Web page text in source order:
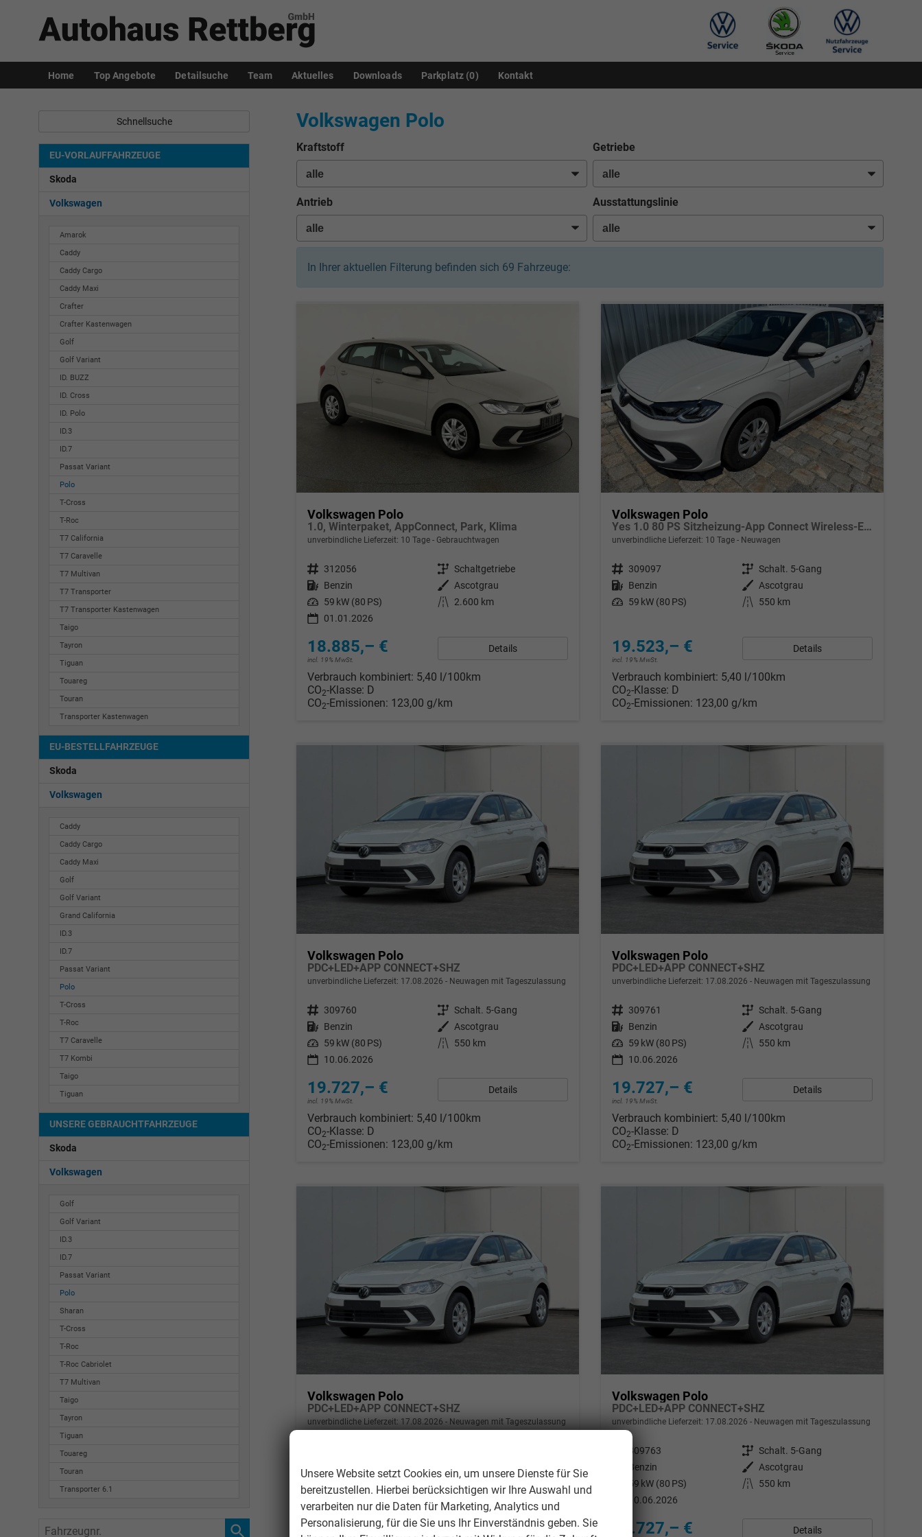
Home Top Angebote Detailsuche Team Aktuelles Downloads Parkplatz (0) Kontakt
Volkswagen Polo
Kraftstoff Getriebe
Antrieb Ausstattungslinie
In Ihrer aktuellen Filterung befinden sich 69 Fahrzeuge:
Volkswagen Polo
1.0, Winterpaket, AppConnect, Park, Klima
unverbindliche Lieferzeit: 10 Tage Gebrauchtwagen
Fahrzeugnr. 312056 Getriebe Schaltgetriebe
Kraftstoff Benzin Außenfarbe
Ascotgrau
Leistung 59 kW (80 PS) Kilometerstand
2.600 km
01.01.2026
18.885,– €
incl. 19% MwSt.
Details
Verbrauch kombiniert: 5,40 l/100km
CO2-Klasse: D
CO2-Emissionen: 123,00 g/km
Volkswagen Polo
Yes 1.0 80 PS Sitzheizung-App Connect Wireless-Einparkhilfe-Klima-Sofort
unverbindliche Lieferzeit: 10 Tage Neuwagen
Fahrzeugnr. 309097 Getriebe Schalt. 5-Gang
Kraftstoff Benzin Außenfarbe
Ascotgrau
Leistung 59 kW (80 PS) Kilometerstand 550 km
19.523,– €
incl. 19% MwSt.
Details
Verbrauch kombiniert: 5,40 l/100km
CO2-Klasse: D
CO2-Emissionen: 123,00 g/km
Volkswagen Polo
PDC+LED+APP CONNECT+SHZ
unverbindliche Lieferzeit: 17.08.2026 Neuwagen mit Tageszulassung
Fahrzeugnr. 309760 Getriebe Schalt. 5-Gang
Kraftstoff Benzin Außenfarbe
Ascotgrau
Leistung 59 kW (80 PS) Kilometerstand
550 km
10.06.2026
19.727,– €
incl. 19% MwSt.
Details
Verbrauch kombiniert: 5,40 l/100km
CO2-Klasse: D
CO2-Emissionen: 123,00 g/km
Volkswagen Polo
PDC+LED+APP CONNECT+SHZ
unverbindliche Lieferzeit: 17.08.2026 Neuwagen mit Tageszulassung
Fahrzeugnr. 309761 Getriebe Schalt. 5-Gang
Kraftstoff Benzin Außenfarbe
Ascotgrau
Leistung 59 kW (80 PS) Kilometerstand
550 km
10.06.2026
19.727,– €
incl. 19% MwSt.
Details
Verbrauch kombiniert: 5,40 l/100km
CO2-Klasse: D
CO2-Emissionen: 123,00 g/km
Volkswagen Polo
PDC+LED+APP CONNECT+SHZ
unverbindliche Lieferzeit: 17.08.2026 Neuwagen mit Tageszulassung
Benzin
59 kW (80 PS)
550 km
01.06.2026
19.727,– € Details
Volkswagen Polo
PDC+LED+APP CONNECT+SHZ
unverbindliche Lieferzeit: 17.08.2026 Neuwagen mit Tageszulassung
309763 Getriebe Schalt. 5-Gang
Benzin Außenfarbe Ascotgrau
59 kW (80 PS) Kilometerstand
550 km
10.06.2026
19.727,– € Details
Schnellsuche
EU-VORLAUFFAHRZEUGE
Skoda
Volkswagen
Amarok
Caddy
Caddy Cargo
Caddy Maxi
Crafter
Crafter Kastenwagen
Golf
Golf Variant
ID. BUZZ
ID. Cross
ID. Polo
ID.3
ID.7
Passat Variant
Polo
T-Cross
T-Roc
T7 California
T7 Caravelle
T7 Multivan
T7 Transporter
T7 Transporter Kastenwagen
Taigo
Tayron
Tiguan
Touareg
Touran
Transporter Kastenwagen
EU-BESTELLFAHRZEUGE
Skoda
Volkswagen
Caddy
Caddy Cargo
Caddy Maxi
Golf
Golf Variant
Grand California
ID.3
ID.7
Passat Variant
Polo
T-Cross
T-Roc
T7 Caravelle
T7 Kombi
Taigo
Tiguan
UNSERE GEBRAUCHTFAHRZEUGE
Skoda
Volkswagen
Golf
Golf Variant
ID.3
ID.7
Passat Variant
Polo
Sharan
T-Cross
T-Roc
T-Roc Cabriolet
T7 Multivan
Taigo
Tayron
Tiguan
Touareg
Touran
Transporter 6.1
Fahrzeugnr.
Unsere Website setzt Cookies ein, um unsere Dienste für Sie
bereitzustellen. Hierbei berücksichtigen wir Ihre Auswahl und
verarbeiten nur die Daten für Marketing, Analytics und
Personalisierung, für die Sie uns Ihr Einverständnis geben. Sie